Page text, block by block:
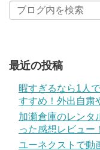
最近の投稿
暇すぎるなら1人
すすめ！外出自粛
加瀬倉庫のレンタ
った感想レビュー！
ユーネクストで動